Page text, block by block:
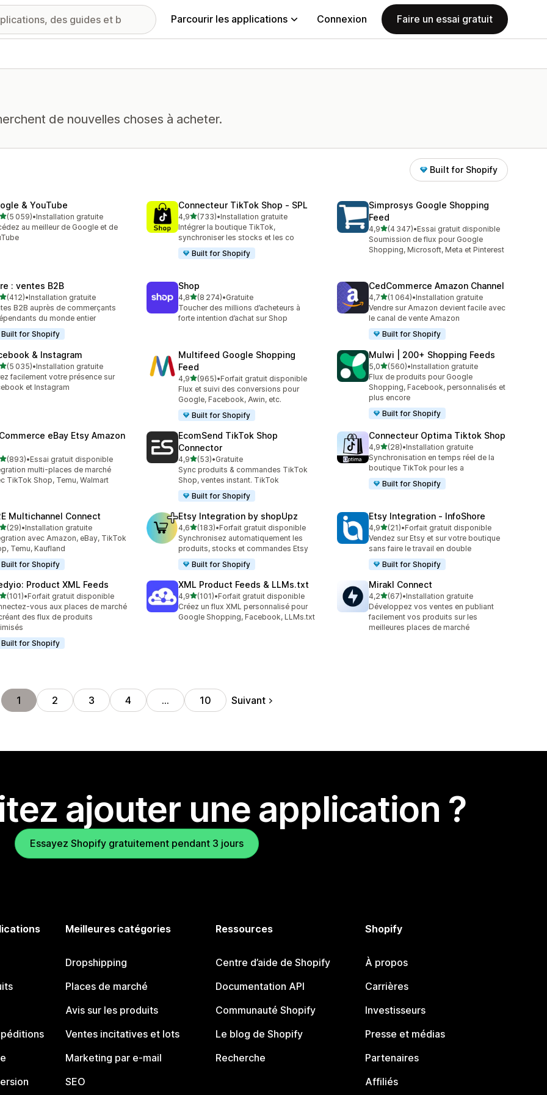
Parcourir les applications Connexion Faire un essai gratuit
de nouvelles choses à acheter.
Built for Shopify
& YouTube
étoile(s) sur 5
(5 059)
avis au total
•Installation gratuite
au meilleur de Google et de
Connecteur TikTok Shop ‑ SPL
4,9étoile(s) sur 5
(733)
733 avis au total
•Installation gratuite
Intégrer la boutique TikTok,
synchroniser les stocks et les co
Built for Shopify
Simprosys Google Shopping
Feed
4,9étoile(s) sur 5
(4 347)
4347 avis au total
•Essai gratuit disponible
Soumission de flux pour Google
Shopping, Microsoft, Meta et Pinterest
: ventes B2B
étoile(s) sur 5
(412)
avis au total
•Installation gratuite
B2B auprès de commerçants
du monde entier
Built for Shopify
Shop
4,8étoile(s) sur 5
(8 274)
8274 avis au total
•Gratuite
Toucher des millions d’acheteurs à
forte intention d’achat sur Shop
CedCommerce Amazon Channel
4,7étoile(s) sur 5
(1 064)
1064 avis au total
•Installation gratuite
Vendre sur Amazon devient facile avec
le canal de vente Amazon
Built for Shopify
& Instagram
étoile(s) sur 5
(5 035)
avis au total
•Installation gratuite
facilement votre présence sur
et Instagram
Multifeed Google Shopping
Feed
4,9étoile(s) sur 5
(965)
965 avis au total
•Forfait gratuit disponible
Flux et suivi des conversions pour
Google, Facebook, Awin, etc.
Built for Shopify
Mulwi | 200+ Shopping Feeds
5,0étoile(s) sur 5
(560)
560 avis au total
•Installation gratuite
Flux de produits pour Google
Shopping, Facebook, personnalisés et
plus encore
Built for Shopify
eBay Etsy Amazon
étoile(s) sur 5
(893)
avis au total
•Essai gratuit disponible
multi-places de marché
TikTok Shop, Temu, Walmart
EcomSend TikTok Shop
Connector
4,9étoile(s) sur 5
(53)
53 avis au total
•Gratuite
Sync produits & commandes TikTok
Shop, ventes instant. TikTok
Built for Shopify
Connecteur Optima Tiktok Shop
4,9étoile(s) sur 5
(28)
28 avis au total
•Installation gratuite
Synchronisation en temps réel de la
boutique TikTok pour les a
Built for Shopify
Multichannel Connect
étoile(s) sur 5
(29)au total
•Installation gratuite
avec Amazon, eBay, TikTok
Temu, Kaufland
Built for Shopify
Etsy Integration by shopUpz
4,6étoile(s) sur 5
(183)
183 avis au total
•Forfait gratuit disponible
Synchronisez automatiquement les
produits, stocks et commandes Etsy
Built for Shopify
Etsy Integration ‑ InfoShore
4,9étoile(s) sur 5
(21)
21 avis au total
•Forfait gratuit disponible
Vendez sur Etsy et sur votre boutique
sans faire le travail en double
Built for Shopify
Product XML Feeds
étoile(s) sur 5
(101)
avis au total
•Forfait gratuit disponible
vous aux places de marché
des flux de produits
Built for Shopify
XML Product Feeds & LLMs.txt
4,9étoile(s) sur 5
(101)
101 avis au total
•Forfait gratuit disponible
Créez un flux XML personnalisé pour
Google Shopping, Facebook, LLMs.txt
Mirakl Connect
4,2étoile(s) sur 5
(67)
67 avis au total
•Installation gratuite
Développez vos ventes en publiant
facilement vos produits sur les
meilleures places de marché
1 2 3 4 … 10 Suivant
ajouter une application ?
Essayez Shopify gratuitement pendant 3 jours
Meilleures catégories
Dropshipping
Places de marché
Avis sur les produits
Ventes incitatives et lots
Marketing par e-mail
SEO
Ressources
Centre d’aide de Shopify
Documentation API
Communauté Shopify
Le blog de Shopify
Recherche
Shopify
À propos
Carrières
Investisseurs
Presse et médias
Partenaires
Affiliés